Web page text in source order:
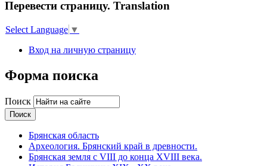
Перевести страницу. Translation
Select Language ▼
Вход на личную страницу
Форма поиска
Поиск
Брянская область
Археология. Брянский край в древности.
Брянская земля с VIII до конца XVIII века.